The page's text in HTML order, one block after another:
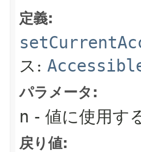
定義:
ス:
パラメータ:
n - 値に使用す
戻り値: